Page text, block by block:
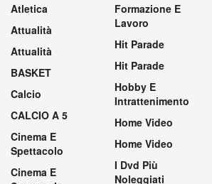
Atletica
Attualità
Attualità
BASKET
Calcio
CALCIO A 5
Cinema E
Spettacolo
Cinema E
Formazione E
Lavoro
Hit Parade
Hit Parade
Hobby E
Intrattenimento
Home Video
Home Video
I Dvd Più
Noleggiati